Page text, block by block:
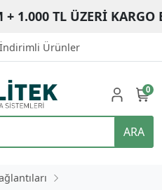
1.000 TL ÜZERİ KARGO
İndirimli Ürünler
ARA
0